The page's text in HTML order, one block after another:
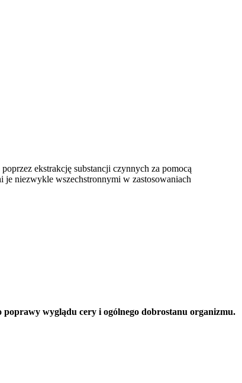
ekstrakcję substancji czynnych za pomocą
je niezwykle wszechstronnymi w zastosowaniach
poprawy wyglądu cery i ogólnego dobrostanu organizmu.